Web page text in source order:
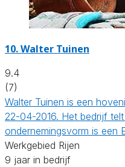
10.Walter Tuinen
9.4
(7)
Walter Tuinen is een
22-04-2016. Het bedrijf
ondernemingsvorm is een
Werkgebied Rijen
9 jaar in bedrijf